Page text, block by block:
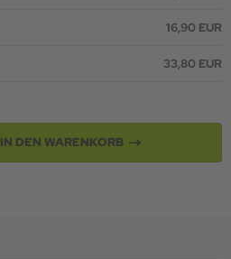
16,90 EUR
33,80 EUR
IN DEN WARENKORB